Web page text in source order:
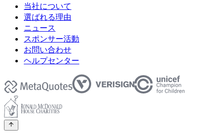
当社について
選ばれる理由
ニュース
スポンサー活動
お問い合わせ
ヘルプセンター